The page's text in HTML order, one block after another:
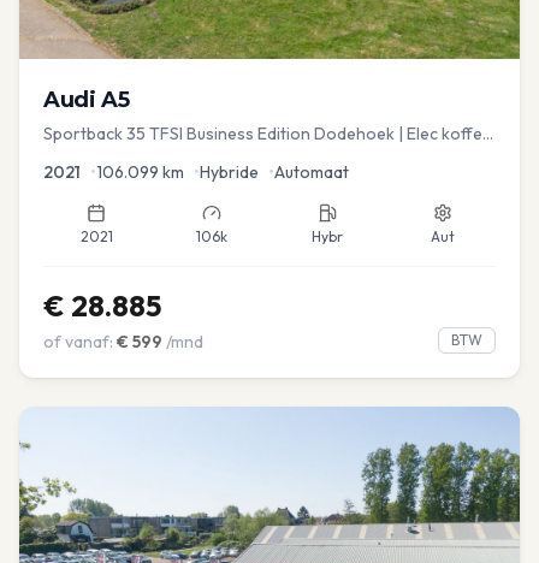
Audi A5
Sportback 35 TFSI Business Edition Dodehoek | Elec koffer
2021 •106.099 km •Hybride •Automaat
2021 106k Hybr Aut
€ 28.885
of vanaf: € 599 /mnd BTW